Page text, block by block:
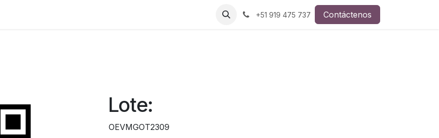
+51 919 475 737 Contáctenos
Lote:
OEVMGOT2309